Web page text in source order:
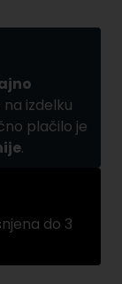
izdelku
plačilo je
.
do 3